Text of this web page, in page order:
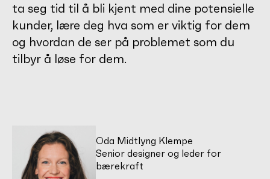
ta seg tid til å bli kjent med dine potensielle
kunder, lære deg hva som er viktig for dem
og hvordan de ser på problemet som du
tilbyr å løse for dem.
Oda Midtlyng Klempe
Senior designer og leder for
bærekraft